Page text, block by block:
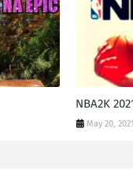
NBA2K
May 20, 2021